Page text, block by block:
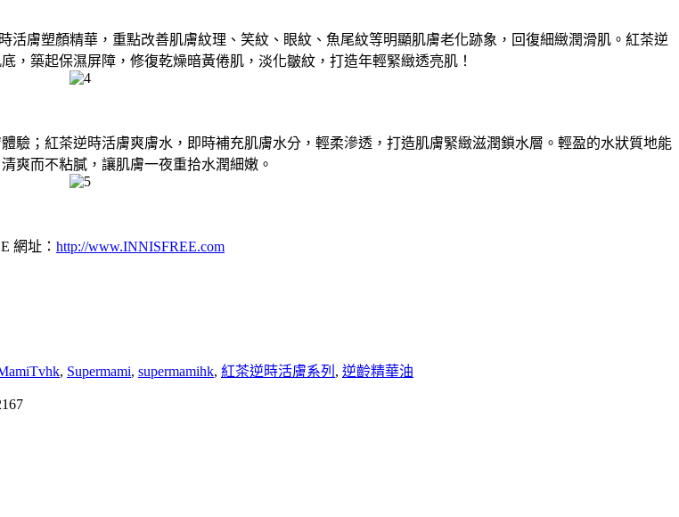
膚塑顏精華，重點改善肌膚紋理、笑紋、眼紋、魚尾紋等明顯肌膚老化跡象，回復細緻潤滑肌。紅茶逆
，築起保濕屏障，修復乾燥暗黃倦肌，淡化皺紋，打造年輕緊緻透亮肌！
驗；紅茶逆時活膚爽膚水，即時補充肌膚水分，輕柔滲透，打造肌膚緊緻滋潤鎖水層。輕盈的水狀質地能
爽而不粘膩，讓肌膚一夜重拾水潤細嫩。
網址： http://www.INNISFREE.com
, Supermami, supermamihk, 紅茶逆時活膚系列 , 逆齡精華油